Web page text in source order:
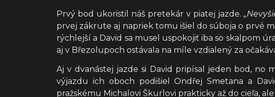
Prvý bod ukoristil náš pretekár v piatej jazde.
prvej zákrute aj napriek tomu išiel do súboja o prvé
rýchlejší a David sa musel uspokojiť iba so skalpom
aj v Březolupoch ostávala na míle vzdialený za
Aj v dvanástej jazde si David pripísal jeden bod, no
výjazdu ich oboch podišiel Ondřej Smetana a
pražskému Michalovi Škurlovi prakticky až do cieľa,